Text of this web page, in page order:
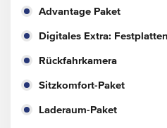
Advantage Paket
Digitales Extra:
Rückfahrkamera
Sitzkomfort-Paket
Laderaum-Paket